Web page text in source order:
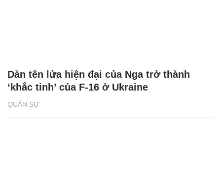
QUÂN SỰ
Dàn tên lửa hiện đại của Nga trở thành
‘khắc tinh’ của F-16 ở Ukraine